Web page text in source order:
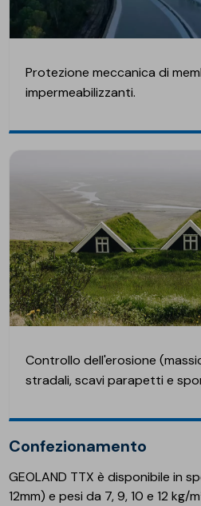
Protezione meccanica di
impermeabilizzanti.
Controllo dell'erosione
stradali, scavi parapetti e
Confezionamento
GEOLAND TTX è disponibile in
12mm) e pesi da 7, 9, 10 e 12 kg/